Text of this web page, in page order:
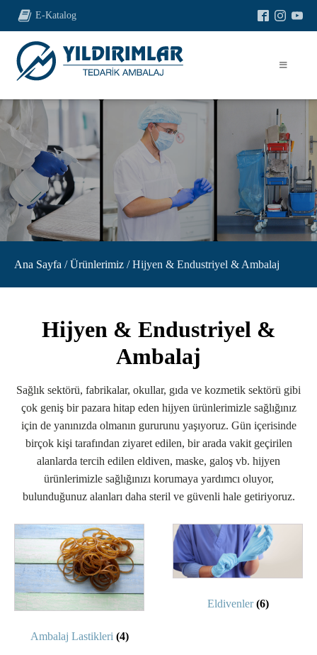
E-Katalog
Ana Sayfa /Ürünlerimiz / Hijyen & Endustriyel & Ambalaj
Hijyen & Endustriyel &
Ambalaj
Sağlık sektörü, fabrikalar, okullar, gıda ve kozmetik sektörü gibi
çok geniş bir pazara hitap eden hijyen ürünlerimizle sağlığınız
için de yanınızda olmanın gururunu yaşıyoruz. Gün içerisinde
birçok kişi tarafından ziyaret edilen, bir arada vakit geçirilen
alanlarda tercih edilen eldiven, maske, galoş vb. hijyen
ürünlerimizle sağlığınızı korumaya yardımcı oluyor,
bulunduğunuz alanları daha steril ve güvenli hale getiriyoruz.
Ambalaj Lastikleri (4)
Eldivenler(6)